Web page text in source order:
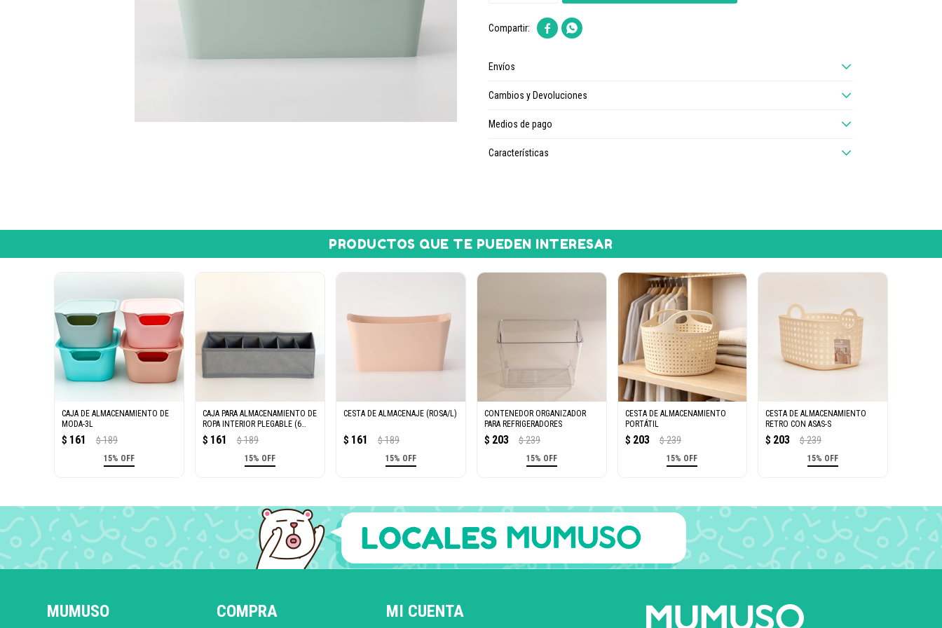
 
Envíos
Cambios y Devoluciones
Medios de pago
Características
PRODUCTOS QUE TE PUEDEN INTERESAR
CAJA DE ALMACENAMIENTO DE
MODA-3L
$ 161 $ 189
15% OFF
CAJA PARA ALMACENAMIENTO DE
ROPA INTERIOR PLEGABLE (6
COMPARTIMIENTOS)
$ 161 $ 189
15% OFF
CESTA DE ALMACENAJE (ROSA/L)
$ 161 $ 189
15% OFF
CONTENEDOR ORGANIZADOR
PARA REFRIGERADORES
$ 203 $ 239
15% OFF
CESTA DE ALMACENAMIENTO
PORTÁTIL
$ 203 $ 239
15% OFF
CESTA DE ALMACENAMIENTO
RETRO CON ASAS-S
$ 203 $ 239
15% OFF
MUMUSO COMPRA MI CUENTA